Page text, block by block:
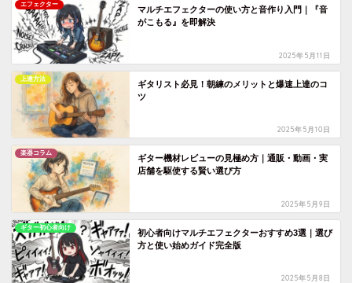
エフェクター
マルチエフェクターの使い方と音作り入門｜『音
がこもる』を即解決
2025年5月11日
上達方法
ギタリスト必見！朝練のメリットと爆速上達のコ
ツ
2025年5月10日
楽器コラム
ギター機材レビューの見極め方｜通販・動画・実
店舗を駆使する賢い選び方
2025年5月9日
ギター初心者向け
初心者向けマルチエフェクターおすすめ3選｜選び
方と使い始めガイド完全版
2025年5月8日